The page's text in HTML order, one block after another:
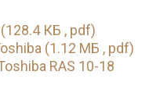
КБ , pdf)
(1.12 МБ , pdf)
RAS 10-18